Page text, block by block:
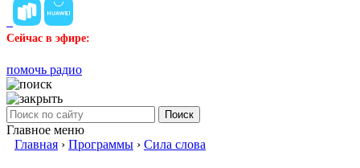
Сейчас в эфире:
помочь радио
Поиск
Главное меню
Главная › Программы › Сила слова